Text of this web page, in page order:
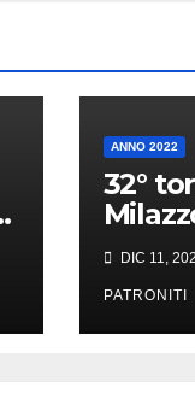
ANNO 2022
32°
DIC 11,
PATRONITI